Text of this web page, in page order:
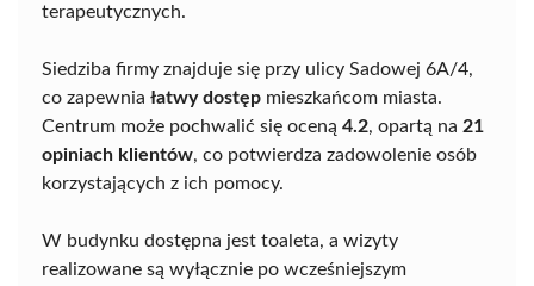
terapeutycznych.
Siedziba firmy znajduje się przy ulicy Sadowej 6A/4,
co zapewnia łatwy dostęp mieszkańcom miasta.
Centrum może pochwalić się oceną 4.2, opartą na 21
opiniach klientów, co potwierdza zadowolenie osób
korzystających z ich pomocy.
W budynku dostępna jest toaleta, a wizyty
realizowane są wyłącznie po wcześniejszym